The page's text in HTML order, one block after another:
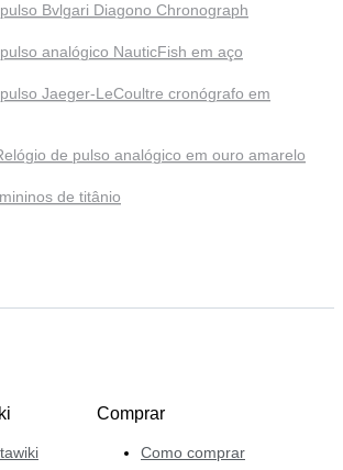
Bvlgari Diagono Chronograph
analógico NauticFish em aço
Jaeger-LeCoultre cronógrafo em
de pulso analógico em ouro amarelo
de titânio
Comprar
Como comprar